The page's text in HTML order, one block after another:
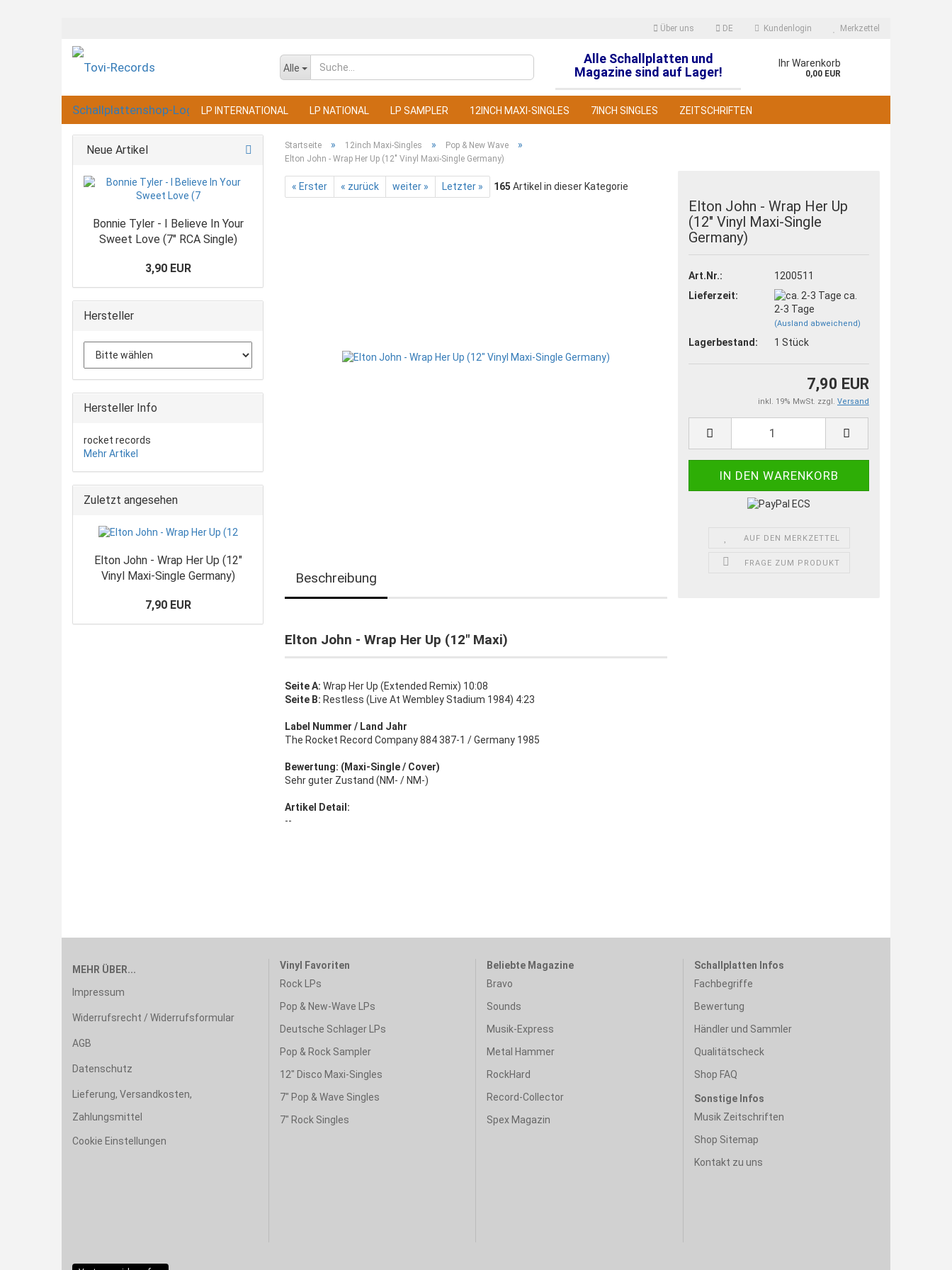
Über uns DE
Sprache auswählen
Kundenlogin
Passwort vergessen?
Merkzettel
Alle
Alle Schallplatten und
Magazine sind auf Lager!
Ihr Warenkorb
0,00 EUR
LP INTERNATIONAL LP NATIONAL LP SAMPLER 12INCH MAXI-SINGLES 7INCH SINGLES ZEITSCHRIFTEN
Startseite » 12inch Maxi-Singles » Pop & New Wave »
Elton John - Wrap Her Up (12" Vinyl Maxi-Single Germany)
« Erster « zurück weiter » Letzter » 165 Artikel in dieser Kategorie
Elton John - Wrap Her Up
(12" Vinyl Maxi-Single
Germany)
Art.Nr.:
1200511
Lieferzeit:
ca.
2-3 Tage
(Ausland abweichend)
Lagerbestand: 1Stück
7,90 EUR
inkl. 19% MwSt. zzgl. Versand
AUF DEN MERKZETTEL
FRAGE ZUM PRODUKT
Beschreibung
Elton John - Wrap Her Up (12" Maxi)
Seite A: Wrap Her Up (Extended Remix) 10:08
Seite B: Restless (Live At Wembley Stadium 1984) 4:23
Label Nummer / Land Jahr
The Rocket Record Company 884 387-1 / Germany 1985
Bewertung: (Maxi-Single / Cover)
Sehr guter Zustand (NM- / NM-)
Artikel Detail:
--
Neue Artikel
Bonnie Tyler - I Believe In Your
Sweet Love (7" RCA Single)
3,90 EUR
Hersteller
Hersteller Info
rocket records
Mehr Artikel
Zuletzt angesehen
Elton John - Wrap Her Up (12"
Vinyl Maxi-Single Germany)
7,90 EUR
MEHR ÜBER...
Impressum
Widerrufsrecht / Widerrufsformular
AGB
Datenschutz
Lieferung, Versandkosten,
Zahlungsmittel
Cookie Einstellungen
Vinyl Favoriten
Rock LPs
Pop & New-Wave LPs
Deutsche Schlager LPs
Pop & Rock Sampler
12" Disco Maxi-Singles
7" Pop & Wave Singles
7" Rock Singles
Beliebte Magazine
Bravo
Sounds
Musik-Express
Metal Hammer
RockHard
Record-Collector
Spex Magazin
Schallplatten Infos
Fachbegriffe
Bewertung
Händler und Sammler
Qualitätscheck
Shop FAQ
Sonstige Infos
Musik Zeitschriften
Shop Sitemap
Kontakt zu uns